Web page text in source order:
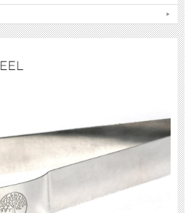
入 バイヤー厳選 プレゼント ギフト メンズ レデ